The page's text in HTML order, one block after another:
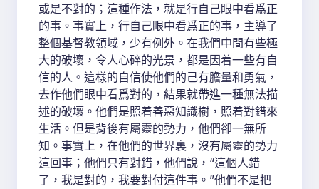
或是不對的；這種作法，就是行自己眼中看爲正
的事。事實上，行自己眼中看爲正的事，主導了
整個基督教領域，少有例外。在我們中間有些極
大的破壞，令人心碎的光景，都是因着一些有自
信的人。這樣的自信使他們的己有膽量和勇氣，
去作他們眼中看爲對的，結果就帶進一種無法描
述的破壞。他們是照着善惡知識樹，照着對錯來
生活。但是背後有屬靈的勢力，他們卻一無所
知。事實上，在他們的世界裏，沒有屬靈的勢力
這回事；他們只有對錯，他們說，“這個人錯
了，我是對的，我要對付這件事。”他們不是把